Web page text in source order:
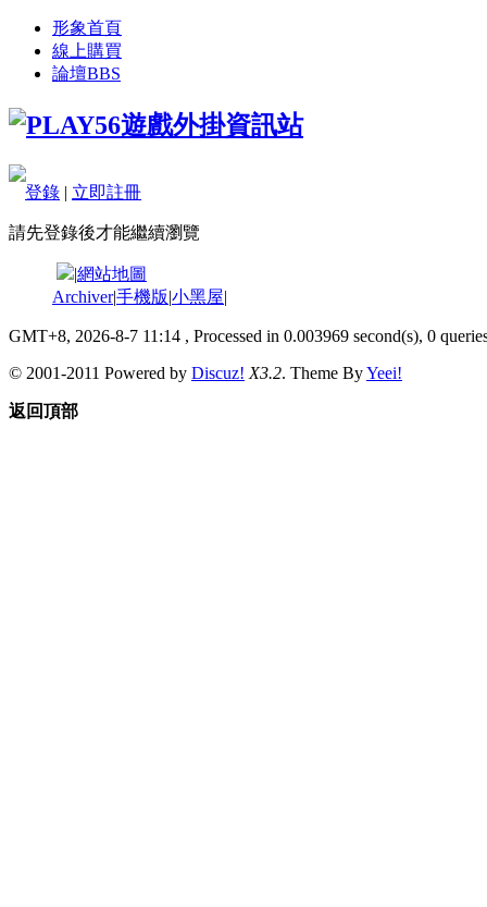
形象首頁
線上購買
論壇BBS
登錄 | 立即註冊
請先登錄後才能繼續瀏覽
|網站地圖
Archiver|手機版|小黑屋|
GMT+8, 2026-8-7 11:14 , Processed in 0.003969 second(s), 0
© 2001-2011 Powered by Discuz! X3.2. Theme ByYeei!
返回頂部